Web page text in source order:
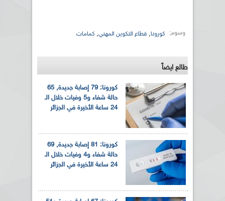
وسوم: كورونا, قطاع التكوين المهني, كمامات
طالع ايضاً
كورونا: 79 إصابة جديدة, 65
حالة شفاء و5 وفيات خلال الـ
24 ساعة الأخيرة في الجزائر
كورونا: 81 إصابة جديدة, 69
حالة شفاء و4 وفيات خلال الـ
24 ساعة الأخيرة في الجزائر